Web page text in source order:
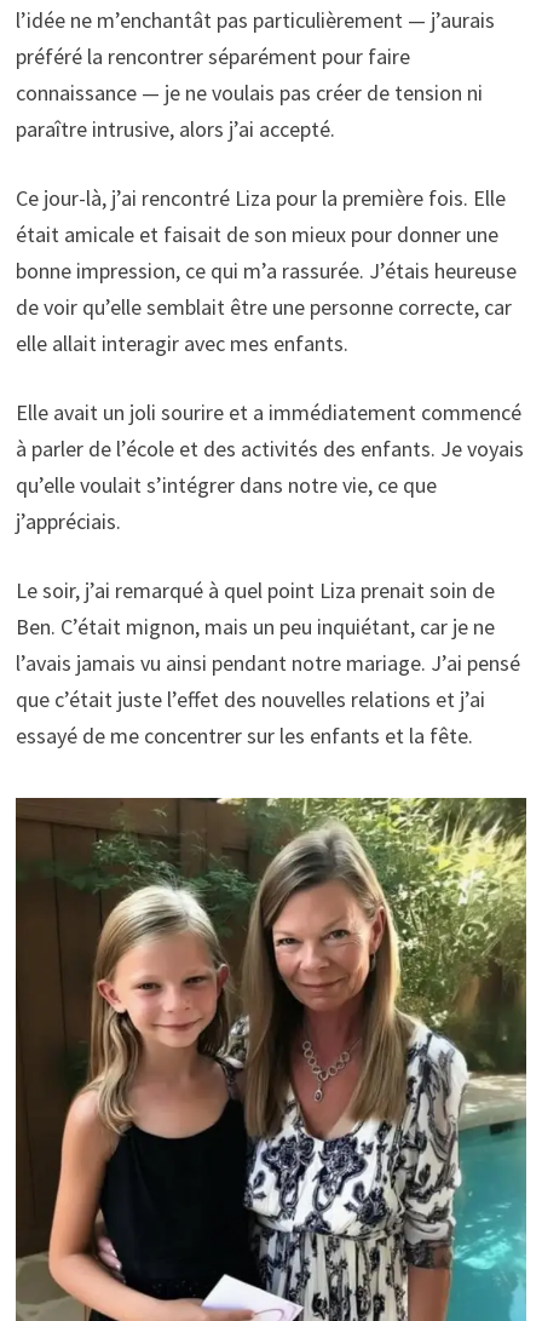
l’idée ne m’enchantât pas particulièrement — j’aurais
préféré la rencontrer séparément pour faire
connaissance — je ne voulais pas créer de tension ni
paraître intrusive, alors j’ai accepté.
Ce jour-là, j’ai rencontré Liza pour la première fois. Elle
était amicale et faisait de son mieux pour donner une
bonne impression, ce qui m’a rassurée. J’étais heureuse
de voir qu’elle semblait être une personne correcte, car
elle allait interagir avec mes enfants.
Elle avait un joli sourire et a immédiatement commencé
à parler de l’école et des activités des enfants. Je voyais
qu’elle voulait s’intégrer dans notre vie, ce que
j’appréciais.
Le soir, j’ai remarqué à quel point Liza prenait soin de
Ben. C’était mignon, mais un peu inquiétant, car je ne
l’avais jamais vu ainsi pendant notre mariage. J’ai pensé
que c’était juste l’effet des nouvelles relations et j’ai
essayé de me concentrer sur les enfants et la fête.